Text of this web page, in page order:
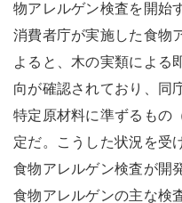
物アレルゲン検査を開始
消費者庁が実施した食物
よると、木の実類による
向が確認されており、同
特定原材料に準ずるもの
定だ。こうした状況を受
食物アレルゲン検査が開
食物アレルゲンの主な検